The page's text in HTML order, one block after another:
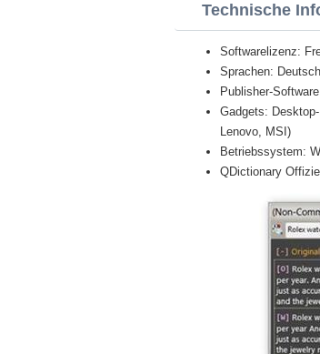
Technische
Softwarelizenz:
Sprachen:
Publisher-
Gadgets:
Lenovo, MSI)
Betriebssystem:
QDictionary